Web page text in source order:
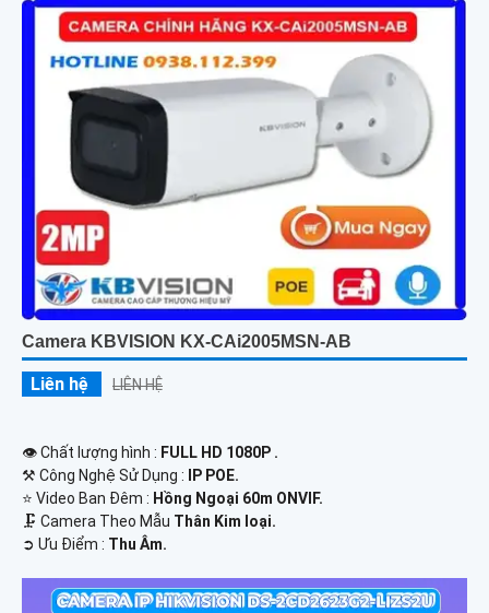
Camera KBVISION KX-CAi2005MSN-AB
Liên hệ LIÊN HỆ
👁 Chất lượng hình : FULL HD 1080P .
⚒ Công Nghệ Sử Dụng :
IP POE.
⭐ Video Ban Đêm : Hồng Ngoại 60m ONVIF.
🗜️ Camera Theo Mẫu Thân Kim loại.
️➲ Ưu Điểm : Thu Âm.